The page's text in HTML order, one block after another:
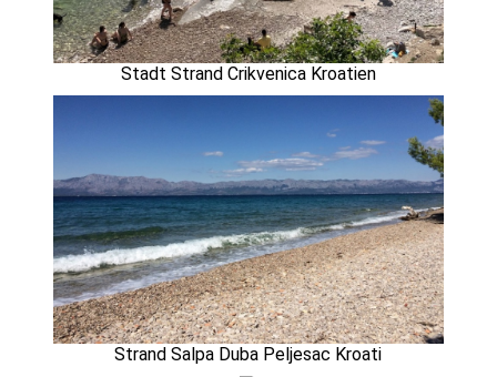
Stadt Strand Crikvenica Kroatien
Strand Salpa Duba Peljesac Kroati